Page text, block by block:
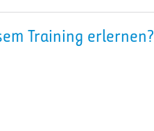
Training erlernen?